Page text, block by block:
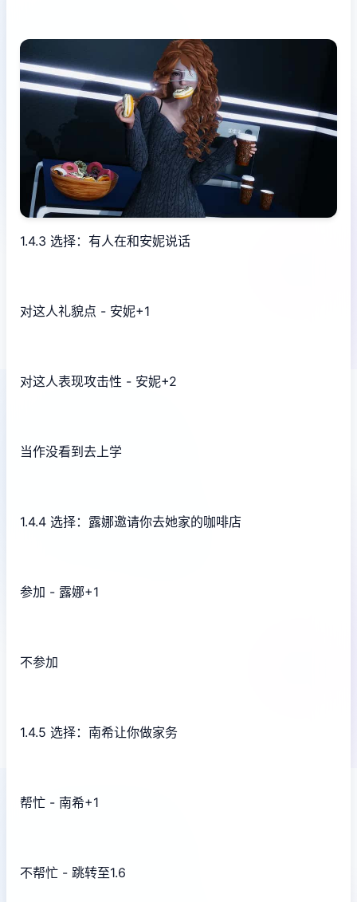
1.4.3 选择：有人在和安妮说话
对这人礼貌点 - 安妮+1
对这人表现攻击性 - 安妮+2
当作没看到去上学
1.4.4 选择：露娜邀请你去她家的咖啡店
参加 - 露娜+1
不参加
1.4.5 选择：南希让你做家务
帮忙 - 南希+1
不帮忙 - 跳转至1.6